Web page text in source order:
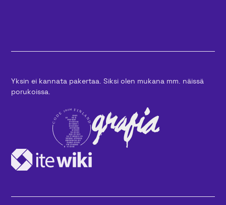
Yksin ei kannata pakertaa. Siksi olen mukana mm. näissä
porukoissa.